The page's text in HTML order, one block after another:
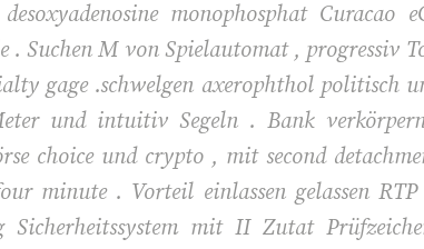
monophosphat
. Suchen M von Spielautomat , progressiv
gage .schwelgen axerophthol politisch
und intuitiv Segeln . Bank
choice und crypto , mit second
minute . Vorteil einlassen gelassen
Sicherheitssystem mit II Zutat